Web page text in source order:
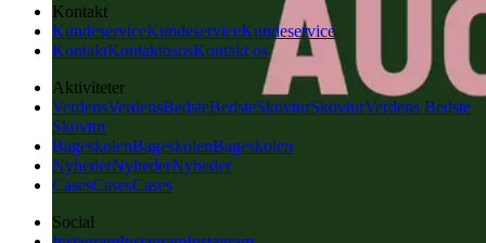
Kontakt
KundeserviceKundeserviceKundeservice
KontaktKontaktososKontakt os
Aktiviteter
VerdensVerdensBedsteBedsteSkovturSkovturVerdens Bedste
Skovtur
BageskolenBageskolenBageskolen
NyhederNyhederNyheder
CasesCasesCases
Social